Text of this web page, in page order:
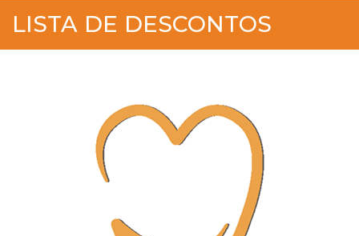
LISTA DE DESCONTOS